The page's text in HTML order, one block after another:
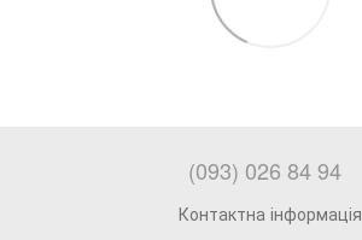
(093) 026 84 94
Контактна інформація